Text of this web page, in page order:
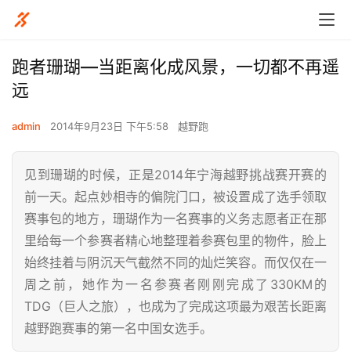
跑者​珊瑚—当距离化成风景，一切都不再遥
远
admin 2014年9月23日 下午5:58 越野跑
见到珊瑚的时候，正是2014年宁海越野挑战赛开赛的
前一天。起点妙相寺的偏院门口，被设置成了选手领取
赛事包的地方，珊瑚作为一名赛事的义务志愿者正在那
里给每一个参赛者精心地整理着参赛包里的物件，脸上
始终挂着与阴沉天气截然不同的灿烂笑容。而仅仅在一
周之前，她作为一名参赛者刚刚完成了330KM的
TDG（巨人之旅），也成为了完成这项最为艰苦长距离
越野跑赛事的第一名中国女选手。